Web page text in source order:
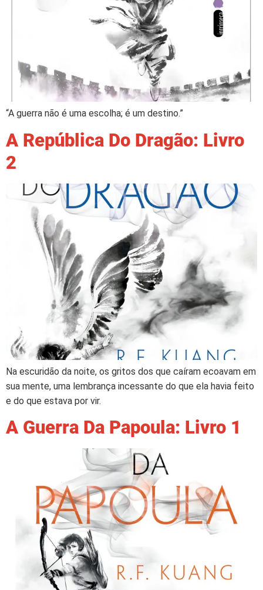
“A guerra não é uma escolha; é um destino.”
A República Do Dragão: Livro
2
Na escuridão da noite, os gritos dos que caíram ecoavam em
sua mente, uma lembrança incessante do que ela havia feito
e do que estava por vir.
A Guerra Da Papoula: Livro 1